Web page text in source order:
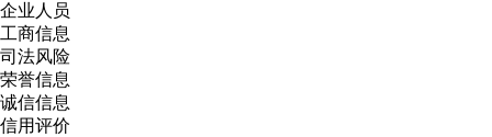
企业人员
工商信息
司法风险
荣誉信息
诚信信息
信用评价